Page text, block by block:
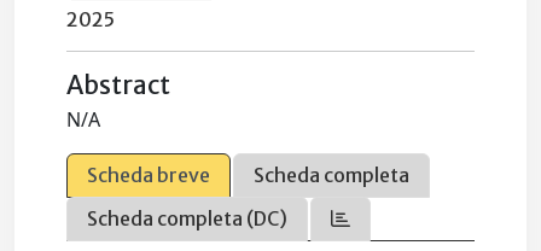
2025
Abstract
N/A
Scheda breve
Scheda completa
Scheda completa (DC)